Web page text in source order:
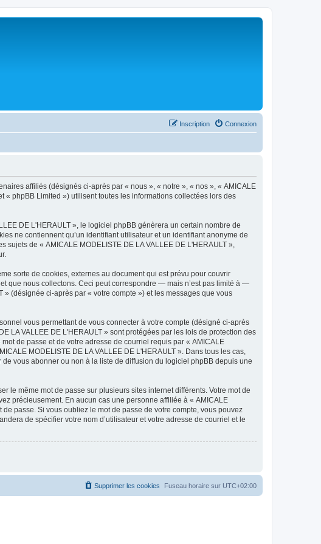
Connexion
Inscription
affiliés (désignés ci-après par « nous », « notre », « nos », « AMICALE
« phpBB Limited ») utilisent toutes les informations collectées lors des
DE L'HERAULT », le logiciel phpBB génèrera un certain nombre de
ne contiennent qu’un identifiant utilisateur et un identifiant anonyme de
de « AMICALE MODELISTE DE LA VALLEE DE L'HERAULT »,
sorte de cookies, externes au document qui est prévu pour couvrir
que nous collectons. Ceci peut correspondre — mais n’est pas limité à —
» (désignée ci-après par « votre compte ») et les messages que vous
vous permettant de vous connecter à votre compte (désigné ci-après
LA VALLEE DE L'HERAULT » sont protégées par les lois de protection des
de passe et de votre adresse de courriel requis par « AMICALE
MODELISTE DE LA VALLEE DE L'HERAULT ». Dans tous les cas,
vous abonner ou non à la liste de diffusion du logiciel phpBB depuis une
le même mot de passe sur plusieurs sites internet différents. Votre mot de
précieusement. En aucun cas une personne affiliée à « AMICALE
passe. Si vous oubliez le mot de passe de votre compte, vous pouvez
de spécifier votre nom d’utilisateur et votre adresse de courriel et le
Fuseau horaire sur UTC+02:00
Supprimer les cookies